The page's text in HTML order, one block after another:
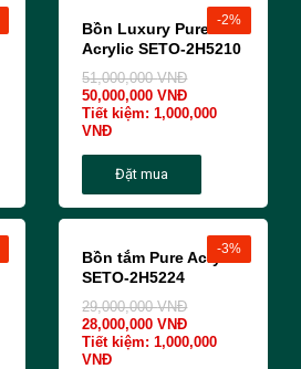
-2%
Bồn Luxury Pure
Acrylic SETO-2H5210
51,000,000VNĐ
50,000,000VNĐ
Tiết kiệm:1,000,000
VNĐ
Đặt mua
-3%
Bồn tắm Pure Acrylic
SETO-2H5224
29,000,000VNĐ
28,000,000VNĐ
Tiết kiệm:1,000,000
VNĐ